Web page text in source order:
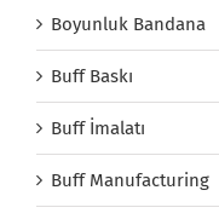
Boyunluk Bandana
Buff Baskı
Buff İmalatı
Buff Manufacturing